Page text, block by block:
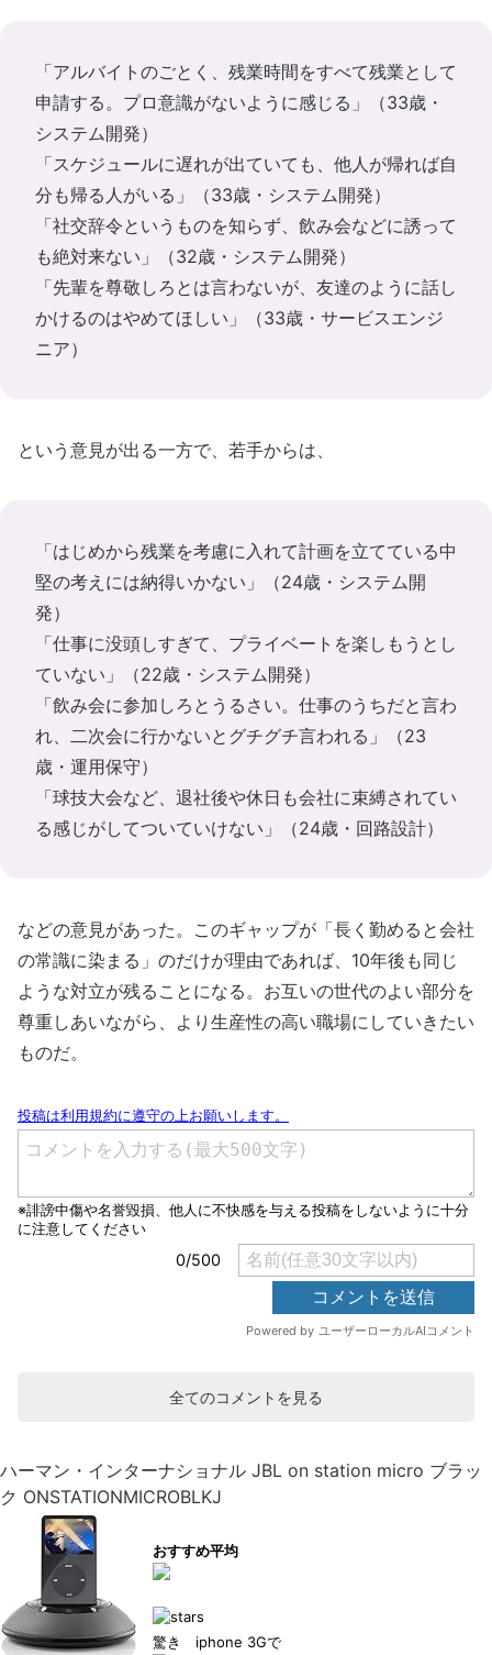
「アルバイトのごとく、残業時間をすべて残業として
申請する。プロ意識がないように感じる」（33歳・
システム開発）
「スケジュールに遅れが出ていても、他人が帰れば自
分も帰る人がいる」（33歳・システム開発）
「社交辞令というものを知らず、飲み会などに誘って
も絶対来ない」（32歳・システム開発）
「先輩を尊敬しろとは言わないが、友達のように話し
かけるのはやめてほしい」（33歳・サービスエンジ
ニア）
という意見が出る一方で、若手からは、
「はじめから残業を考慮に入れて計画を立てている中
堅の考えには納得いかない」（24歳・システム開
発）
「仕事に没頭しすぎて、プライベートを楽しもうとし
ていない」（22歳・システム開発）
「飲み会に参加しろとうるさい。仕事のうちだと言わ
れ、二次会に行かないとグチグチ言われる」（23
歳・運用保守）
「球技大会など、退社後や休日も会社に束縛されてい
る感じがしてついていけない」（24歳・回路設計）
などの意見があった。このギャップが「長く勤めると会社
の常識に染まる」のだけが理由であれば、10年後も同じ
ような対立が残ることになる。お互いの世代のよい部分を
尊重しあいながら、より生産性の高い職場にしていきたい
ものだ。
全てのコメントを見る
ハーマン・インターナショナル JBL on station micro ブラッ
ク ONSTATIONMICROBLKJ
おすすめ平均
驚き iphone 3Gで